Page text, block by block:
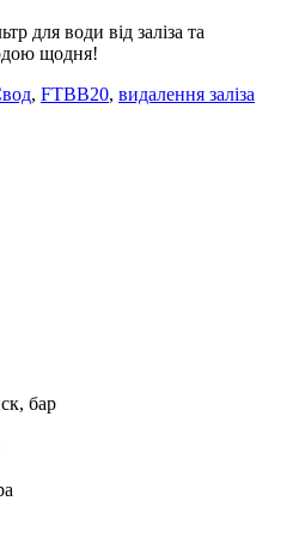
для води від заліза та
щодня!
, FTBB20, видалення заліза
бар